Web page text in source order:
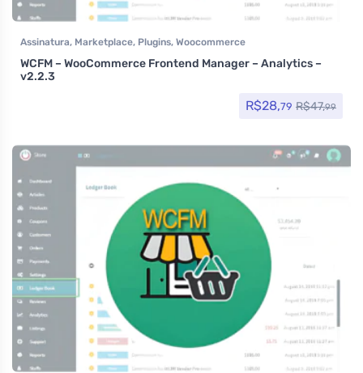
Assinatura, Marketplace, Plugins, Woocommerce
WCFM – WooCommerce Frontend Manager – Analytics –
v2.2.3
R$28,79 R$47,99